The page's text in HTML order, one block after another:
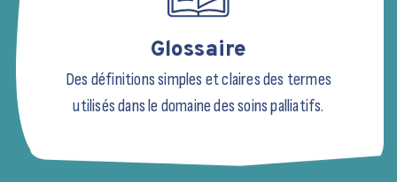
Glossaire
Des définitions simples et claires des termes
utilisés dans le domaine des soins palliatifs.